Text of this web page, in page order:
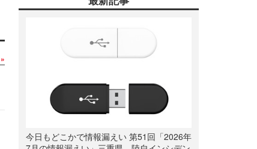
今日もどこかで情報漏えい 第51回「2026年